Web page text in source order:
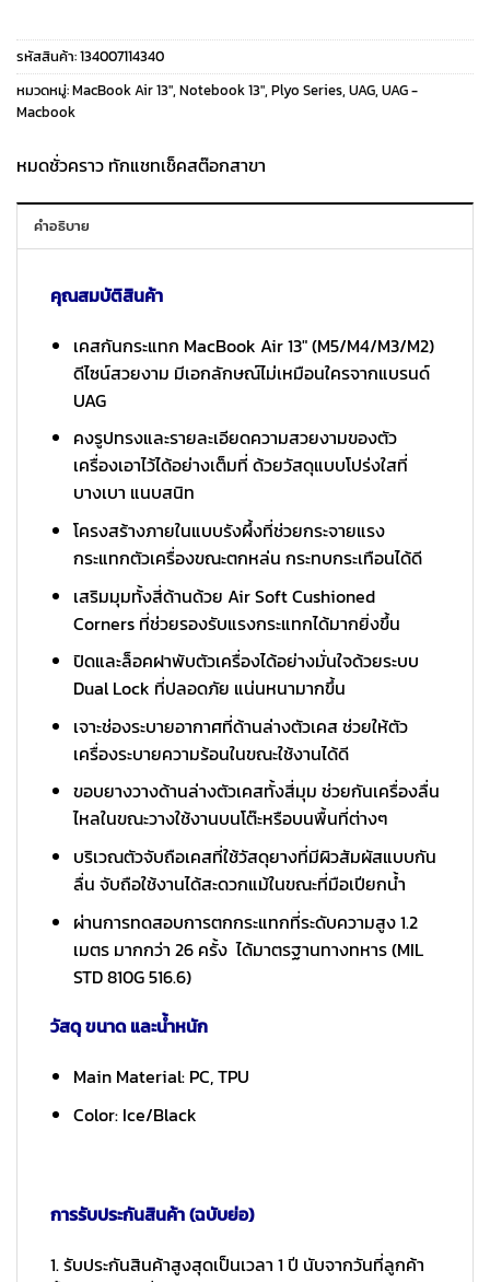
price
was:
2,890 ฿.
price
is:
2,310 ฿.
รหัสสินค้า:134007114340
หมวดหมู่:MacBook Air 13″, Notebook 13", Plyo Series, UAG, UAG -
Macbook
หมดชั่วคราว ทักแชทเช็คสต๊อกสาขา
คำอธิบาย
คุณสมบัติสินค้า
เคสกันกระแทก MacBook Air 13″ (M5/M4/M3/M2)
ดีไซน์สวยงาม มีเอกลักษณ์ไม่เหมือนใครจากแบรนด์
UAG
คงรูปทรงและรายละเอียดความสวยงามของตัว
เครื่องเอาไว้ได้อย่างเต็มที่ ด้วยวัสดุแบบโปร่งใสที่
บางเบา แนบสนิท
โครงสร้างภายในแบบรังผึ้งที่ช่วยกระจายแรง
กระแทกตัวเครื่องขณะตกหล่น กระทบกระเทือนได้ดี
เสริมมุมทั้งสี่ด้านด้วย Air Soft Cushioned
Corners ที่ช่วยรองรับแรงกระแทกได้มากยิ่งขึ้น
ปิดและล็อคฝาพับตัวเครื่องได้อย่างมั่นใจด้วยระบบ
Dual Lock ที่ปลอดภัย แน่นหนามากขึ้น
เจาะช่องระบายอากาศที่ด้านล่างตัวเคส ช่วยให้ตัว
เครื่องระบายความร้อนในขณะใช้งานได้ดี
ขอบยางวางด้านล่างตัวเคสทั้งสี่มุม ช่วยกันเครื่องลื่น
ไหลในขณะวางใช้งานบนโต๊ะหรือบนพื้นที่ต่างๆ
บริเวณตัวจับถือเคสที่ใช้วัสดุยางที่มีผิวสัมผัสแบบกัน
ลื่น จับถือใช้งานได้สะดวกแม้ในขณะที่มือเปียกน้ำ
ผ่านการทดสอบการตกกระแทกที่ระดับความสูง 1.2
เมตร มากกว่า 26 ครั้ง ได้มาตรฐานทางทหาร (MIL
STD 810G 516.6)
วัสดุ ขนาด และน้ำหนัก
Main Material: PC, TPU
Color: Ice/Black
การรับประกันสินค้า (ฉบับย่อ)
1. รับประกันสินค้าสูงสุดเป็นเวลา 1 ปี นับจากวันที่ลูกค้า